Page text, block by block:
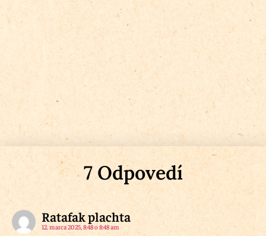
7 Odpovedí
Ratafak plachta
12. marca 2025, 8:48 o 8:48 am